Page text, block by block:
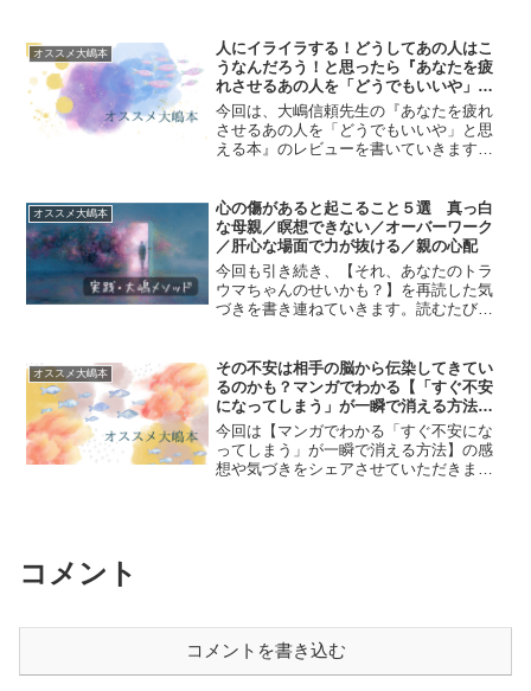
ことが必ず起こるということ。最初は、
たまたまだと思っていました...
オススメ大嶋本
人にイライラする！どうしてあの人はこ
うなんだろう！と思ったら『あなたを疲
れさせるあの人を「どうでもいいや」と
思えるようになる本』レビュー
今回は、大嶋信頼先生の『あなたを疲れ
させるあの人を「どうでもいいや」と思
える本』のレビューを書いていきます！
あなたが「ま、いっか」と思える本』に
加筆・修正された本で...
オススメ大嶋本
心の傷があると起こること５選 真っ白
な母親／瞑想できない／オーバーワーク
／肝心な場面で力が抜ける／親の心配
今回も引き続き、【それ、あなたのトラ
ウマちゃんのせいかも？】を再読した気
づきを書き連ねていきます。読むたびに
る不具合を自覚できないことが多いで
す。なので、何回トラウマち...
オススメ大嶋本
その不安は相手の脳から伝染してきてい
るのかも？マンガでわかる【「すぐ不安
になってしまう」が一瞬で消える方法】
レビュー
今回は【マンガでわかる「すぐ不安にな
ってしまう」が一瞬で消える方法】の感
想や気づきをシェアさせていただきま
コメント
コメントを書き込む